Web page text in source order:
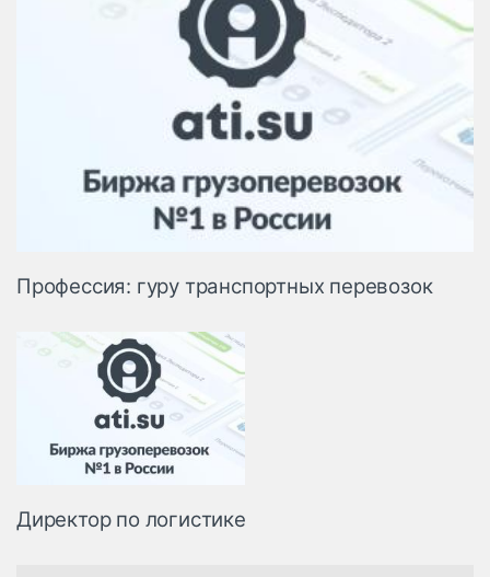
Спецтехника
Автосервис,
запчасти, шины
Топливо, масла и
автохимия
Профессия: гуру транспортных перевозок
Директор по логистике